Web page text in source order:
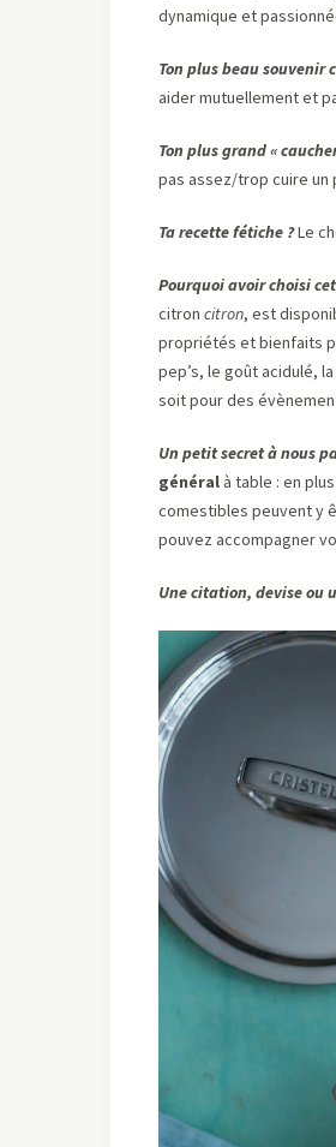
dynamique et
Ton plus beau souvenir
aider mutuellement et
Ton plus grand «
pas assez/trop cuire un
Ta recette fétiche ?Le
Pourquoi avoir choisi
citron citron, est
propriétés et bienfaits
pep’s, le goût acidulé,
soit pour des
Un petit secret à nous
général à table : en
comestibles peuvent y
pouvez accompagner
Une citation, devise ou